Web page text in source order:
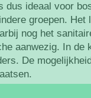
dus ideaal voor
groepen. Het
nog het
aanwezig. In de
De